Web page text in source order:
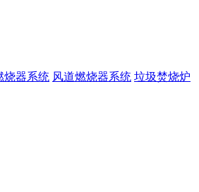
烧器系统 风道燃烧器系统 垃圾焚烧炉